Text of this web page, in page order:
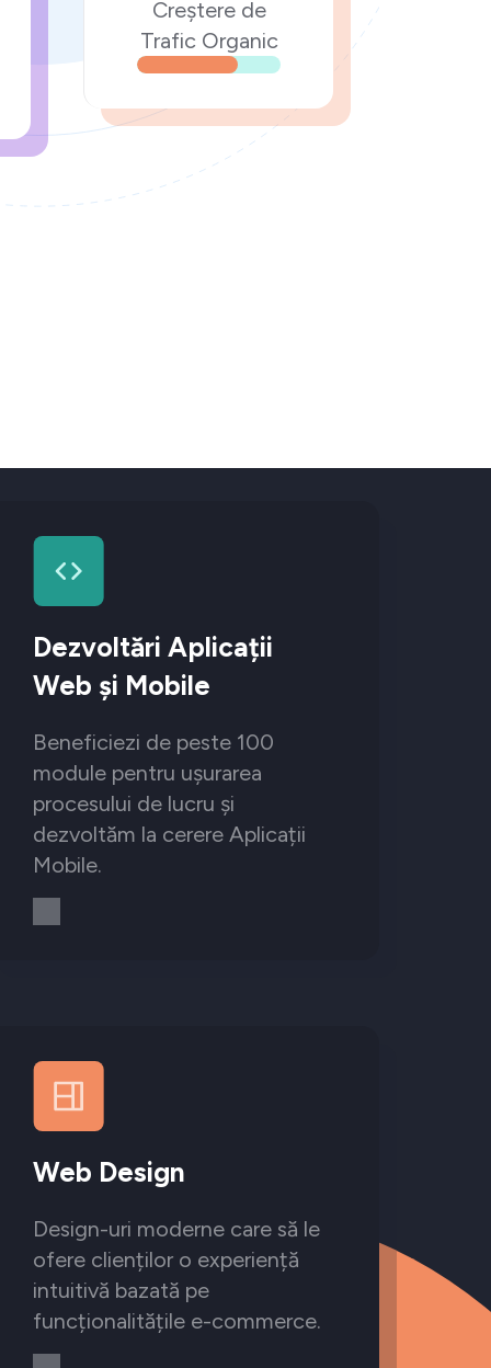
Creștere de
Trafic Organic
Dezvoltări Aplicații
Web și Mobile
Beneficiezi de peste 100
module pentru ușurarea
procesului de lucru și
dezvoltăm la cerere Aplicații
Mobile.
Web Design
Design-uri moderne care să le
ofere clienților o experiență
intuitivă bazată pe
funcționalitățile e-commerce.